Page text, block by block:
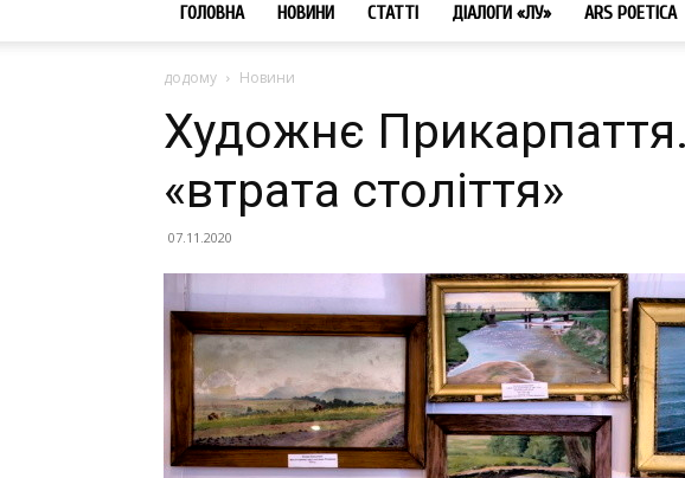
ГОЛОВНА НОВИНИ СТАТТІ ДІАЛОГИ «ЛУ» ARS POETICA
додому Новини
Художнє
«втрата століття»
07.11.2020